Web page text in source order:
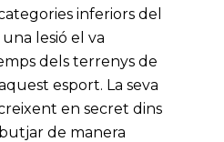
inferiors del
lesió el va
dels terrenys de
esport. La seva
en secret dins
de manera